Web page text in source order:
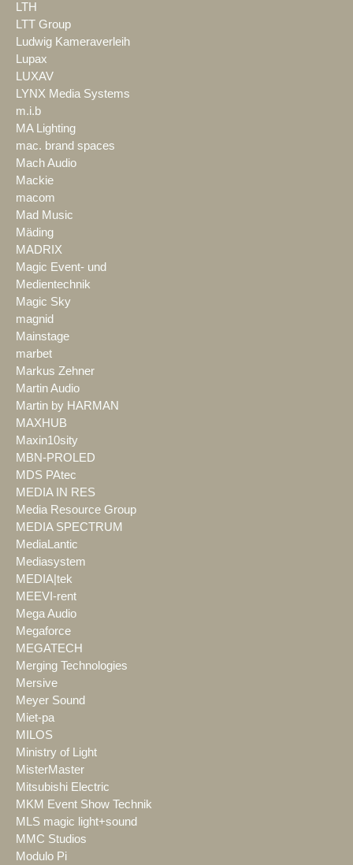
LTH
LTT Group
Ludwig Kameraverleih
Lupax
LUXAV
LYNX Media Systems
m.i.b
MA Lighting
mac. brand spaces
Mach Audio
Mackie
macom
Mad Music
Mäding
MADRIX
Magic Event- und
Medientechnik
Magic Sky
magnid
Mainstage
marbet
Markus Zehner
Martin Audio
Martin by HARMAN
MAXHUB
Maxin10sity
MBN-PROLED
MDS PAtec
MEDIA IN RES
Media Resource Group
MEDIA SPECTRUM
MediaLantic
Mediasystem
MEDIA|tek
MEEVI-rent
Mega Audio
Megaforce
MEGATECH
Merging Technologies
Mersive
Meyer Sound
Miet-pa
MILOS
Ministry of Light
MisterMaster
Mitsubishi Electric
MKM Event Show Technik
MLS magic light+sound
MMC Studios
Modulo Pi